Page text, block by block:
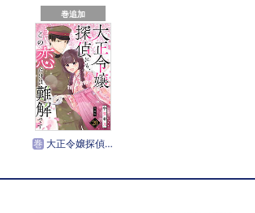
巻追加
巻 大正令嬢探偵にも、この恋だけは難解です 【分冊版】